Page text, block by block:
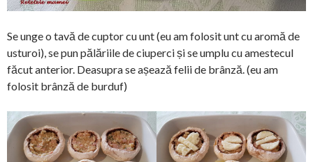
Se unge o tavă de cuptor cu unt (eu am folosit unt cu aromă de
usturoi), se pun pălăriile de ciuperci și se umplu cu amestecul
făcut anterior. Deasupra se așează felii de brânză. (eu am
folosit brânză de burduf)